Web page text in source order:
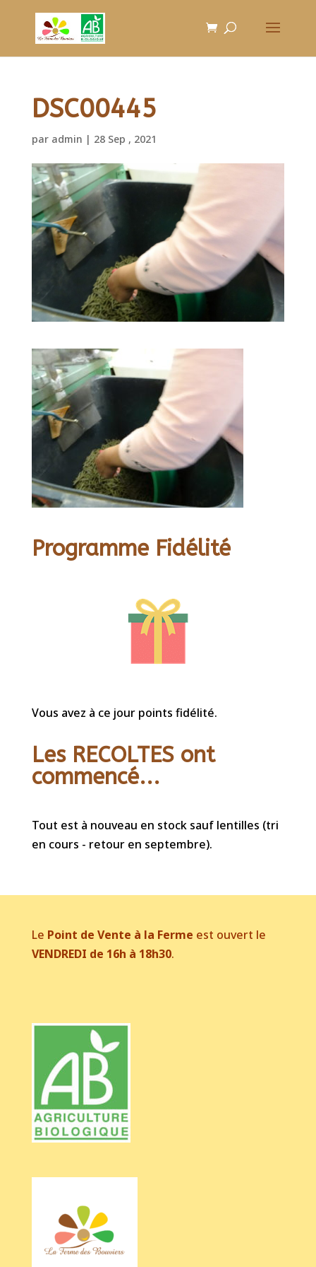
DSC00445
par admin | 28 Sep , 2021
Programme Fidélité
Vous avez à ce jour points fidélité.
Les RECOLTES ont
commencé...
Tout est à nouveau en stock sauf lentilles (tri
en cours - retour en septembre).
Le Point de Vente à la Ferme est ouvert le
VENDREDI de 16h à 18h30.